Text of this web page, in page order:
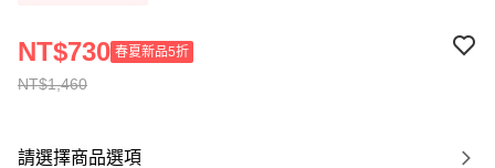
NT$1,460
NT$730 春夏新品5折
請選擇商品選項